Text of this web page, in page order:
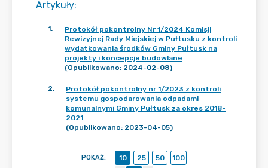
Artykuły:
1.
Protokół pokontrolny Nr 1/2024 Komisji
Rewizyjnej Rady Miejskiej w Pułtusku z kontroli
wydatkowania środków Gminy Pułtusk na
projekty i koncepcje budowlane
(Opublikowano: 2024-02-08)
2.
Protokół pokontrolny nr 1/2023 z kontroli
systemu gospodarowania odpadami
komunalnymi Gminy Pułtusk za okres 2018-
2021
(Opublikowano: 2023-04-05)
POKAŻ: 10 25 50
100